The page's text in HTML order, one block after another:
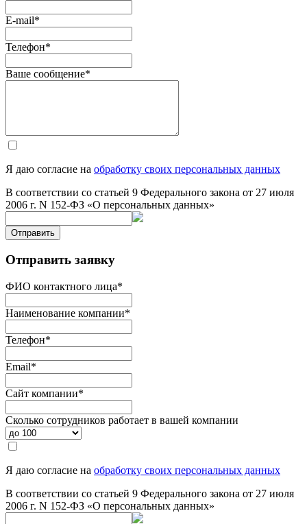
E-mail*
Телефон*
Ваше сообщение*
Я даю согласие на обработку своих персональных данных
В соответствии со статьей 9 Федерального закона от 27 июля
2006 г. N 152-ФЗ «О персональных данных»
Отправить
Отправить заявку
ФИО контактного лица*
Наименование компании*
Телефон*
Email*
Сайт компании*
Сколько сотрудников работает в вашей компании
Я даю согласие на обработку своих персональных данных
В соответствии со статьей 9 Федерального закона от 27 июля
2006 г. N 152-ФЗ «О персональных данных»